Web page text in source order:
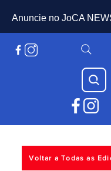
Anuncie no JoCA
Voltar a Todas as